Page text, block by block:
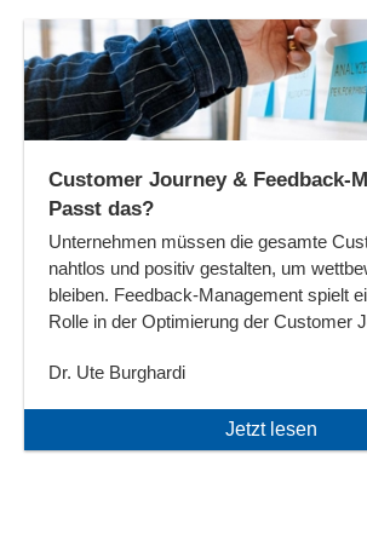
Customer Journey & Feedback-
Passt das?
Unternehmen müssen die gesamte
nahtlos und positiv gestalten, um
bleiben. Feedback-Management spielt
Rolle in der Optimierung der Customer
Dr. Ute Burghardi
Jetzt lesen